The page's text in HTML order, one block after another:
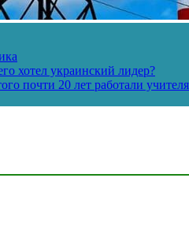
хотел украинский лидер?
почти 20 лет работали